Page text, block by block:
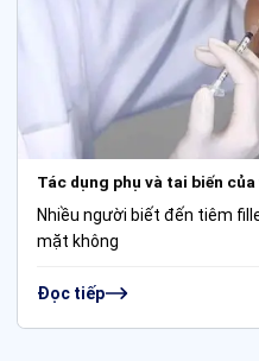
Tác dụng phụ và tai biến
Nhiều người biết đến tiêm
mặt không
Đọc tiếp